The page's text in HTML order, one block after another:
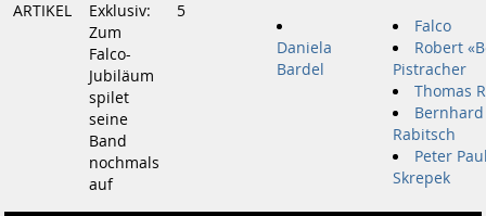
ARTIKEL
Exklusiv:
Zum
Falco-
Jubiläum
spilet
seine
Band
nochmals
auf
5
Daniela
Bardel
Falco
Robert
Pistracher
Thomas
Bernhard
Rabitsch
Peter
Skrepek